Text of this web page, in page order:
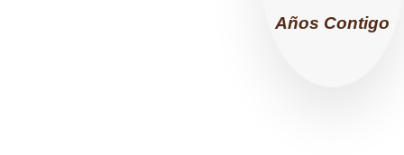
Años Contigo